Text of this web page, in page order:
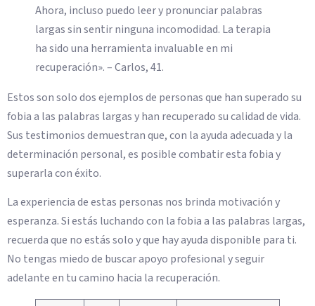
Ahora, incluso puedo leer y pronunciar palabras
largas sin sentir ninguna incomodidad. La terapia
ha sido una herramienta invaluable en mi
recuperación». – Carlos, 41.
Estos son solo dos ejemplos de personas que han superado su
fobia a las palabras largas y han recuperado su calidad de vida.
Sus testimonios demuestran que, con la ayuda adecuada y la
determinación personal, es posible combatir esta fobia y
superarla con éxito.
La experiencia de estas personas nos brinda motivación y
esperanza. Si estás luchando con la fobia a las palabras largas,
recuerda que no estás solo y que hay ayuda disponible para ti.
No tengas miedo de buscar apoyo profesional y seguir
adelante en tu camino hacia la recuperación.